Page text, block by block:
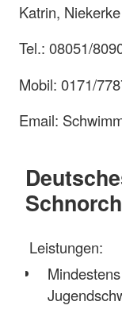
Katrin, Niekerke
Tel.: 08051/
Mobil: 0171/
Email:
Leistungen: